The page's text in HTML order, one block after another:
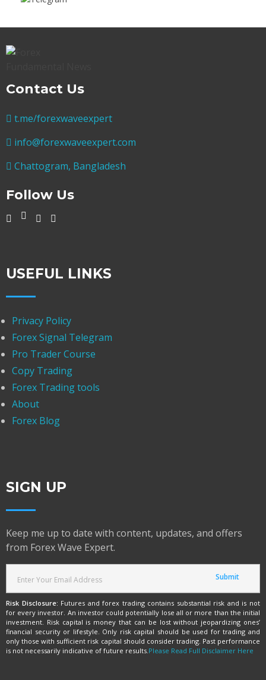
Contact Us
t.me/forexwaveexpert
info@forexwaveexpert.com
Chattogram, Bangladesh
Follow Us
USEFUL LINKS
Privacy Policy
Forex Signal Telegram
Pro Trader Course
Copy Trading
Forex Trading tools
About
Forex Blog
SIGN UP
Keep me up to date with content, updates, and offers
from Forex Wave Expert.
Risk Disclosure: Futures and forex trading contains substantial risk and is not
for every investor. An investor could potentially lose all or more than the initial
investment. Risk capital is money that can be lost without jeopardizing ones’
financial security or lifestyle. Only risk capital should be used for trading and
only those with sufficient risk capital should consider trading. Past performance
is not necessarily indicative of future results.Please Read Full Disclaimer Here